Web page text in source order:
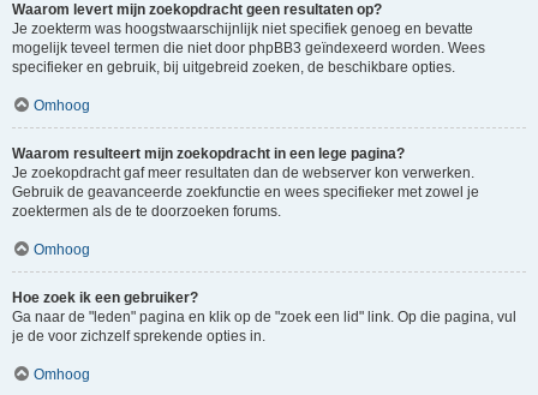
Waarom levert mijn zoekopdracht geen resultaten op?
Je zoekterm was hoogstwaarschijnlijk niet specifiek genoeg en bevatte
mogelijk teveel termen die niet door phpBB3 geïndexeerd worden. Wees
specifieker en gebruik, bij uitgebreid zoeken, de beschikbare opties.
Omhoog
Waarom resulteert mijn zoekopdracht in een lege pagina?
Je zoekopdracht gaf meer resultaten dan de webserver kon verwerken.
Gebruik de geavanceerde zoekfunctie en wees specifieker met zowel je
zoektermen als de te doorzoeken forums.
Omhoog
Hoe zoek ik een gebruiker?
Ga naar de "leden" pagina en klik op de "zoek een lid" link. Op die pagina, vul
je de voor zichzelf sprekende opties in.
Omhoog